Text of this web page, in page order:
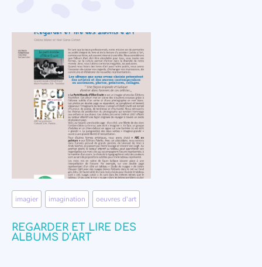
imagier imagination oeuvres d'art
REGARDER ET LIRE DES
ALBUMS D’ART